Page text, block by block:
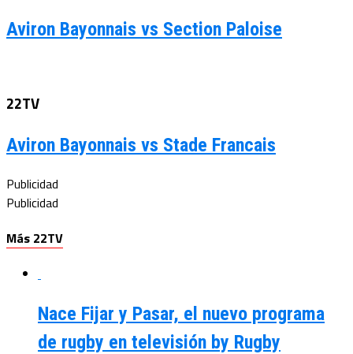
Aviron Bayonnais vs Section Paloise
22TV
Aviron Bayonnais vs Stade Francais
Publicidad
Publicidad
Más 22TV
Nace Fijar y Pasar, el nuevo programa
de rugby en televisión by Rugby